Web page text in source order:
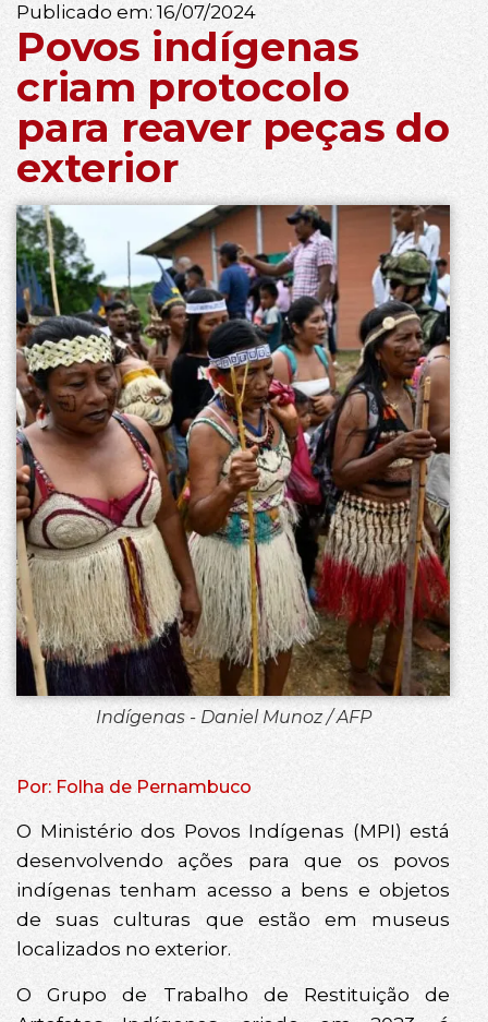
Publicado em: 16/07/2024
Povos indígenas
criam protocolo
para reaver peças do
exterior
Indígenas - Daniel Munoz / AFP
Por: Folha de Pernambuco
O Ministério dos Povos Indígenas (MPI) está
desenvolvendo ações para que os povos
indígenas tenham acesso a bens e objetos
de suas culturas que estão em museus
localizados no exterior.
O Grupo de Trabalho de Restituição de